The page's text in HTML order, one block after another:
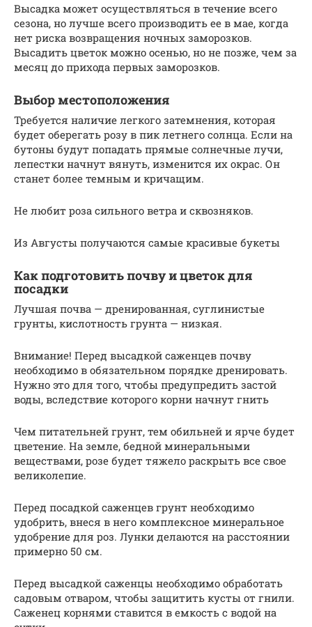
Высадка может осуществляться в течение всего
сезона, но лучше всего производить ее в мае, когда
нет риска возвращения ночных заморозков.
Высадить цветок можно осенью, но не позже, чем за
месяц до прихода первых заморозков.
Выбор местоположения
Требуется наличие легкого затемнения, которая
будет оберегать розу в пик летнего солнца. Если на
бутоны будут попадать прямые солнечные лучи,
лепестки начнут вянуть, изменится их окрас. Он
станет более темным и кричащим.
Не любит роза сильного ветра и сквозняков.
Из Августы получаются самые красивые букеты
Как подготовить почву и цветок для
посадки
Лучшая почва — дренированная, суглинистые
грунты, кислотность грунта — низкая.
Внимание! Перед высадкой саженцев почву
необходимо в обязательном порядке дренировать.
Нужно это для того, чтобы предупредить застой
воды, вследствие которого корни начнут гнить
Чем питательней грунт, тем обильней и ярче будет
цветение. На земле, бедной минеральными
веществами, розе будет тяжело раскрыть все свое
великолепие.
Перед посадкой саженцев грунт необходимо
удобрить, внеся в него комплексное минеральное
удобрение для роз. Лунки делаются на расстоянии
примерно 50 см.
Перед высадкой саженцы необходимо обработать
садовым отваром, чтобы защитить кусты от гнили.
Саженец корнями ставится в емкость с водой на